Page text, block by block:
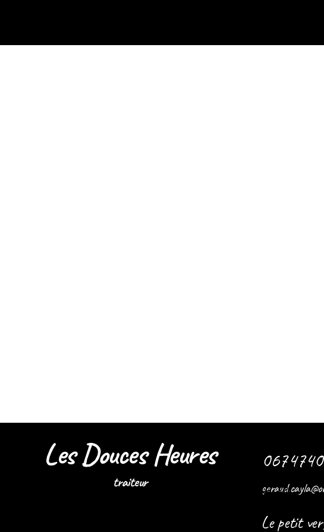
Les Douces Heures
traiteur
Galétou roulé - salé -
Le petit